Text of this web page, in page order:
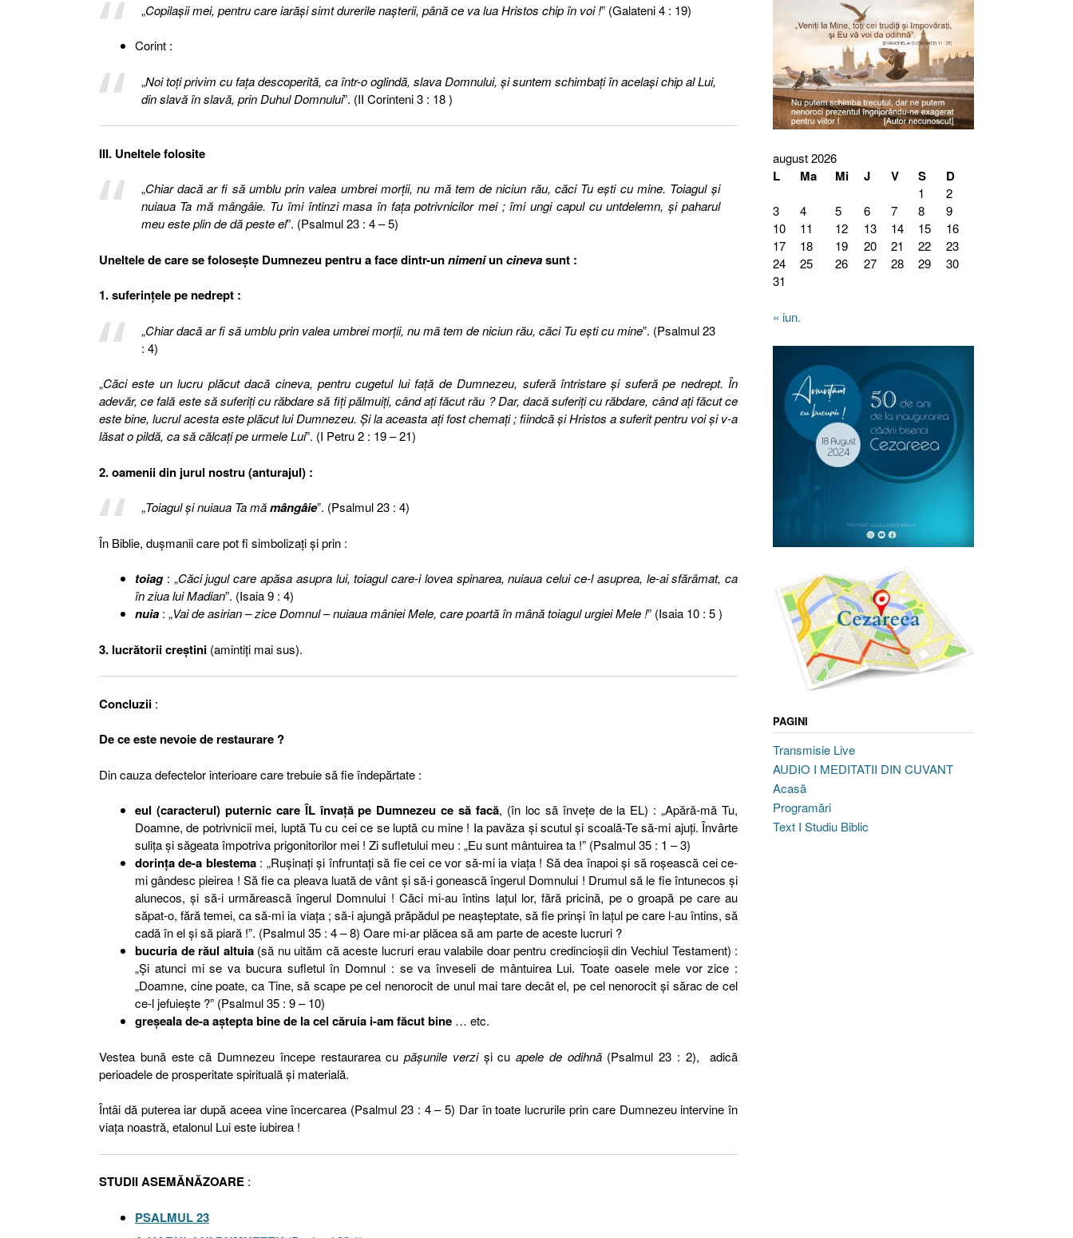
„Copilaşii mei, pentru care iarăşi simt durerile naşterii, până ce va lua Hristos chip în voi !” (Galateni 4 : 19)
Corint :
„Noi toţi privim cu faţa descoperită, ca într-o oglindă, slava Domnului, şi suntem schimbaţi în acelaşi chip al Lui,
din slavă în slavă, prin Duhul Domnului”. (II Corinteni 3 : 18 )
III. Uneltele folosite
„Chiar dacă ar fi să umblu prin valea umbrei morţii, nu mă tem de niciun rău, căci Tu eşti cu mine. Toiagul şi
nuiaua Ta mă mângâie. Tu îmi întinzi masa în faţa potrivnicilor mei ; îmi ungi capul cu untdelemn, şi paharul
meu este plin de dă peste el”. (Psalmul 23 : 4 – 5)
Uneltele de care se foloseşte Dumnezeu pentru a face dintr-unnimeniuncinevasunt :
1. suferinţele pe nedrept :
„Chiar dacă ar fi să umblu prin valea umbrei morţii, nu mă tem de niciun rău, căci Tu eşti cu mine”. (Psalmul 23
: 4)
„Căci este un lucru plăcut dacă cineva, pentru cugetul lui faţă de Dumnezeu, suferă întristare şi suferă pe nedrept. În
adevăr, ce fală este să suferiţi cu răbdare să fiţi pălmuiţi, când aţi făcut rău ? Dar, dacă suferiţi cu răbdare, când aţi făcut ce
este bine, lucrul acesta este plăcut lui Dumnezeu. Şi la aceasta aţi fost chemaţi ; fiindcă şi Hristos a suferit pentru voi şi v-a
lăsat o pildă, ca să călcaţi pe urmele Lui”. (I Petru 2 : 19 – 21)
2. oamenii din jurul nostru (anturajul) :
„Toiagul şi nuiaua Ta mămângâie”. (Psalmul 23 : 4)
În Biblie, duşmanii care pot fi simbolizaţi şi prin :
toiag : „Căci jugul care apăsa asupra lui, toiagul care-i lovea spinarea, nuiaua celui ce-l asuprea, le-ai sfărâmat, ca
în ziua lui Madian”. (Isaia 9 : 4)
nuia : „Vai de asirian – zice Domnul – nuiaua mâniei Mele, care poartă în mână toiagul urgiei Mele !” (Isaia 10 : 5 )
3. lucrătorii creştini (amintiţi mai sus).
Concluzii :
De ce este nevoie de restaurare ?
Din cauza defectelor interioare care trebuie să fie îndepărtate :
eul (caracterul) puternic care ÎL învaţă pe Dumnezeu ce să facă, (în loc să înveţe de la EL) : „Apără-mă Tu,
Doamne, de potrivnicii mei, luptă Tu cu cei ce se luptă cu mine ! Ia pavăza şi scutul şi scoală-Te să-mi ajuţi. Învârte
suliţa şi săgeata împotriva prigonitorilor mei ! Zi sufletului meu : „Eu sunt mântuirea ta !” (Psalmul 35 : 1 – 3)
dorinţa de-a blestema: „Ruşinaţi şi înfruntaţi să fie cei ce vor să-mi ia viaţa ! Să dea înapoi şi să roşească cei ce-
mi gândesc pieirea ! Să fie ca pleava luată de vânt şi să-i gonească îngerul Domnului ! Drumul să le fie întunecos şi
alunecos, şi să-i urmărească îngerul Domnului ! Căci mi-au întins laţul lor, fără pricină, pe o groapă pe care au
săpat-o, fără temei, ca să-mi ia viaţa ; să-i ajungă prăpădul pe neaşteptate, să fie prinşi în laţul pe care l-au întins, să
cadă în el şi să piară !”. (Psalmul 35 : 4 – 8) Oare mi-ar plăcea să am parte de aceste lucruri ?
bucuria de răul altuia(să nu uităm că aceste lucruri erau valabile doar pentru credincioşii din Vechiul Testament) :
„Şi atunci mi se va bucura sufletul în Domnul : se va înveseli de mântuirea Lui. Toate oasele mele vor zice :
„Doamne, cine poate, ca Tine, să scape pe cel nenorocit de unul mai tare decât el, pe cel nenorocit şi sărac de cel
ce-l jefuieşte ?” (Psalmul 35 : 9 – 10)
greşeala de-a aştepta bine de la cel căruia i-am făcut bine … etc.
Vestea bună este că Dumnezeu începe restaurarea cupăşunile verzişi cuapele de odihnă(Psalmul 23 : 2), adică
perioadele de prosperitate spirituală şi materială.
Întâi dă puterea iar după aceea vine încercarea (Psalmul 23 : 4 – 5) Dar în toate lucrurile prin care Dumnezeu intervine în
viaţa noastră, etalonul Lui este iubirea !
STUDII ASEMĂNĂZOARE :
PSALMUL 23
august 2026
L Ma Mi J V S D
1
2
3
4 5 6 7 8
9
10
11 12 13 14 15
16
17
18 19 20 21 22
23
24
25 26 27 28 29
30
31
« iun.
PAGINI
Transmisie Live
AUDIO I MEDITATII DIN CUVANT
Acasă
Programări
Text I Studiu Biblic